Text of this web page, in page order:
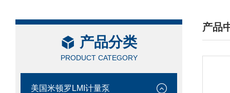
产品分类
PRODUCT CATEGORY
美国米顿罗LMI计量泵
产品
/